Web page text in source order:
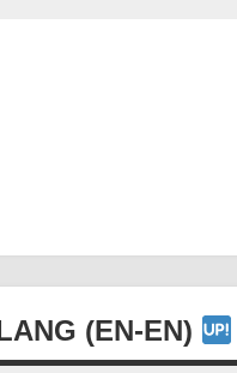
(EN-EN)